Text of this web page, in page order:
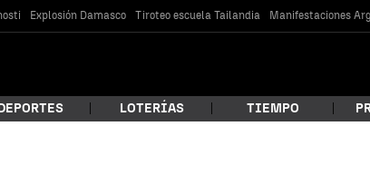
Explosión Damasco Tiroteo escuela Tailandia Manifestaciones
LOTERÍAS TIEMPO